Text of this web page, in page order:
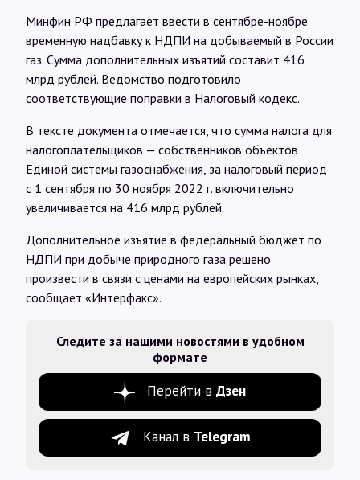
@Infotek_Russia
Минфин РФ предлагает ввести в сентябре-ноябре
временную надбавку к НДПИ на добываемый в России
газ. Сумма дополнительных изъятий составит 416
млрд рублей. Ведомство подготовило
соответствующие поправки в Налоговый кодекс.
В тексте документа отмечается, что сумма налога для
налогоплательщиков — собственников объектов
Единой системы газоснабжения, за налоговый период
с 1 сентября по 30 ноября 2022 г. включительно
увеличивается на 416 млрд рублей.
Дополнительное изъятие в федеральный бюджет по
НДПИ при добыче природного газа решено
произвести в связи с ценами на европейских рынках,
сообщает «Интерфакс».
Следите за нашими новостями в удобном
формате
Перейти в Дзен
Канал в Telegram